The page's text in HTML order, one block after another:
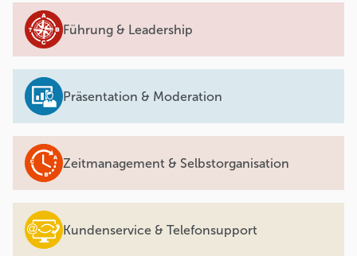
Führung & Leadership
Präsentation & Moderation
Zeitmanagement & Selbstorganisation
Kundenservice & Telefonsupport